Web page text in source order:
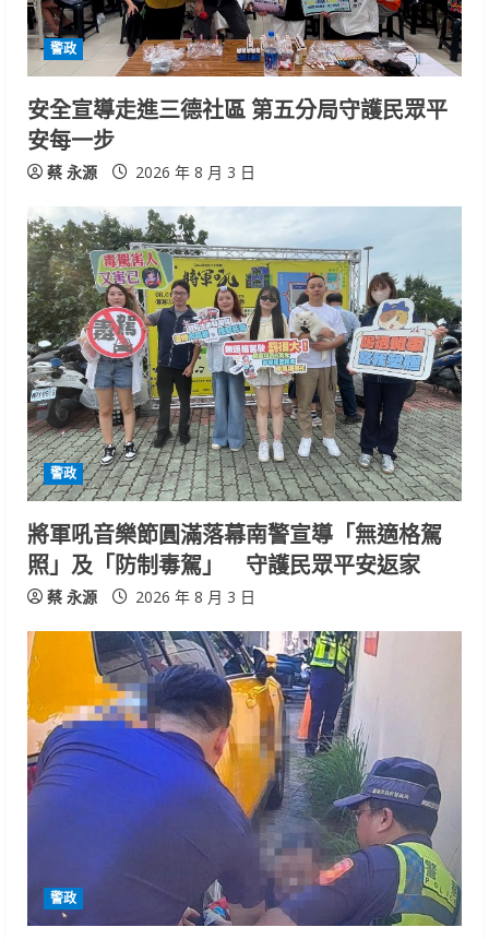
d
i
n
g
警政
安全宣導走進三德社區 第五分局守護民眾平
安每一步
蔡 永源 2026 年 8 月 3 日
警政
將軍吼音樂節圓滿落幕南警宣導「無適格駕
照」及「防制毒駕」 守護民眾平安返家
蔡 永源 2026 年 8 月 3 日
警政